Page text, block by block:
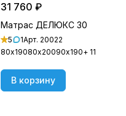
31 760 ₽
Матрас ДЕЛЮКС 30
5 1Арт. 20022
80х19080х20090х190+ 11
В корзину